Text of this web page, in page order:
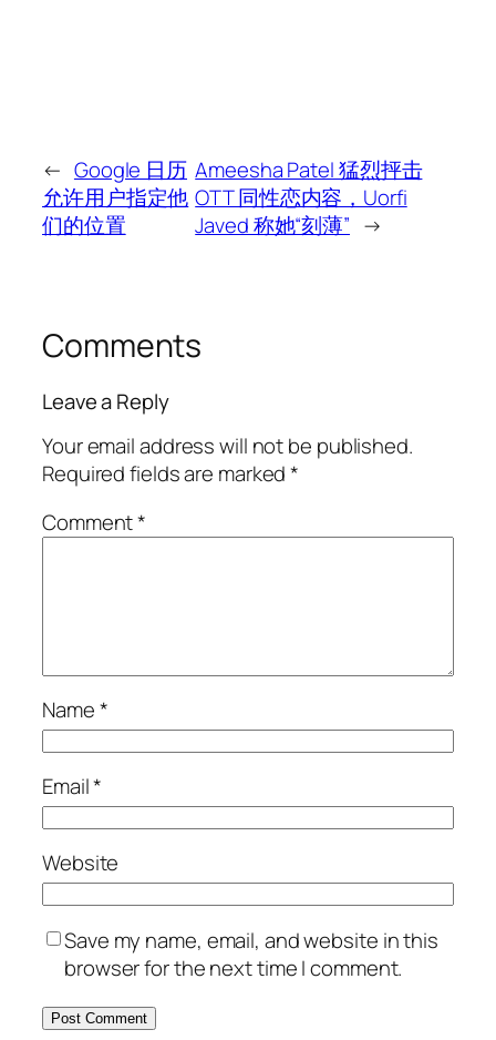
← Google 日历
允许用户指定他
们的位置
Ameesha Patel 猛烈抨击
OTT 同性恋内容，Uorfi
Javed 称她“刻薄” →
Comments
Leave a Reply
Your email address will not be published.
Required fields are marked*
Comment*
Name*
Email*
Website
Save my name, email, and website in this
browser for the next time I comment.